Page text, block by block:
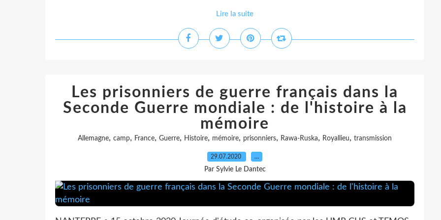
Lire la suite
Les prisonniers de guerre français dans la
Seconde Guerre mondiale : de l'histoire à la
mémoire
Allemagne, camp, France, Guerre, Histoire, mémoire, prisonniers, Rawa-Ruska, Royallieu, transmission
29.07.2020 …
Par Sylvie Le Dantec